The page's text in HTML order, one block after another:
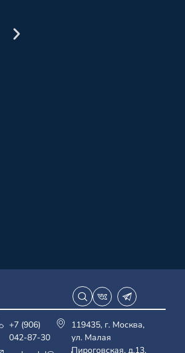
+7 (906)
042-87-30
119435, г. Москва,
ул. Малая
Пироговская, д.13,